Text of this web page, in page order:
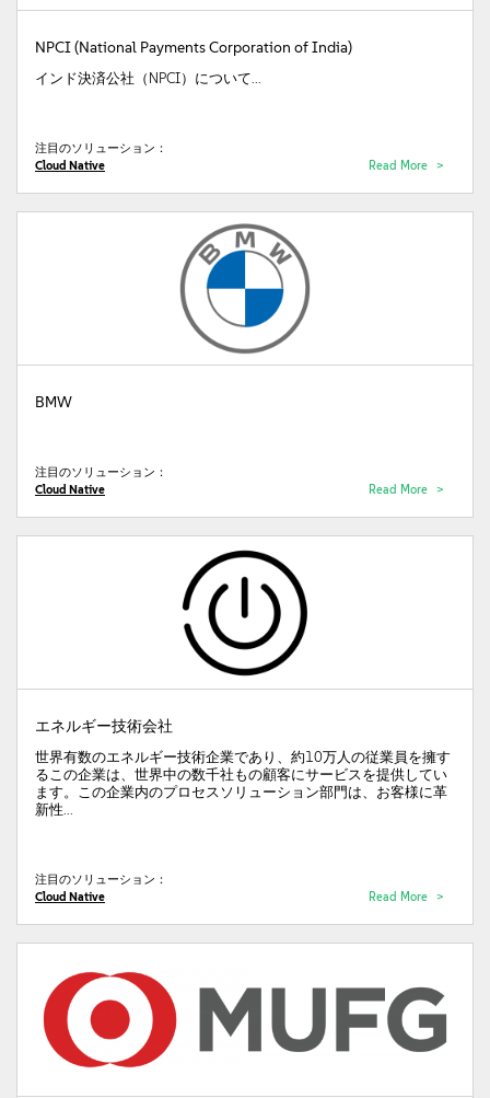
NPCI (National Payments Corporation of India)
インド決済公社（NPCI）について...
注目のソリューション：
Cloud Native
Read More
BMW
注目のソリューション：
Cloud Native
Read More
エネルギー技術会社
世界有数のエネルギー技術企業であり、約10万人の従業員を擁す
るこの企業は、世界中の数千社もの顧客にサービスを提供してい
ます。この企業内のプロセスソリューション部門は、お客様に革
新性...
注目のソリューション：
Cloud Native
Read More